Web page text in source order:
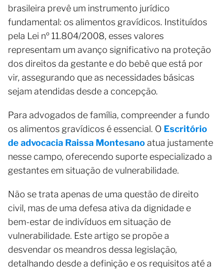
brasileira prevê um instrumento jurídico
fundamental: os alimentos gravídicos. Instituídos
pela Lei nº 11.804/2008, esses valores
representam um avanço significativo na proteção
dos direitos da gestante e do bebê que está por
vir, assegurando que as necessidades básicas
sejam atendidas desde a concepção.
Para advogados de família, compreender a fundo
os alimentos gravídicos é essencial. O Escritório
de advocacia Raissa Montesanoatua justamente
nesse campo, oferecendo suporte especializado a
gestantes em situação de vulnerabilidade.
Não se trata apenas de uma questão de direito
civil, mas de uma defesa ativa da dignidade e
bem-estar de indivíduos em situação de
vulnerabilidade. Este artigo se propõe a
desvendar os meandros dessa legislação,
detalhando desde a definição e os requisitos até a